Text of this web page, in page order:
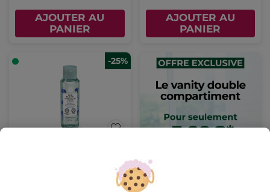
AJOUTER AU
PANIER
AJOUTER AU
PANIER
-25%